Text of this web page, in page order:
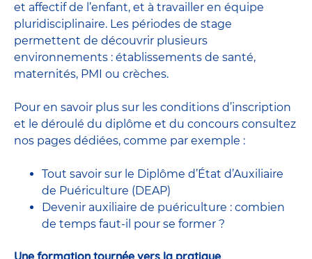
et affectif de l’enfant, et à travailler en équipe
pluridisciplinaire. Les périodes de stage
permettent de découvrir plusieurs
environnements : établissements de santé,
maternités, PMI ou crèches.
Pour en savoir plus sur les conditions d’inscription
et le déroulé du diplôme et du concours consultez
nos pages dédiées, comme par exemple :
Tout savoir sur le Diplôme d’État d’Auxiliaire
de Puériculture (DEAP)
Devenir auxiliaire de puériculture : combien
de temps faut-il pour se former ?